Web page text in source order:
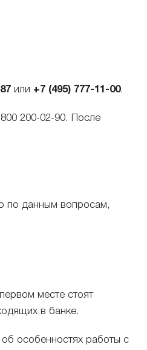
или +7 (495) 777-11-00.
200-02-90. После
по данным вопросам,
месте стоят
в банке.
особенностях работы с